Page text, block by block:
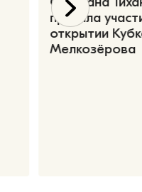
приняла
открытии
Мелкозёрова